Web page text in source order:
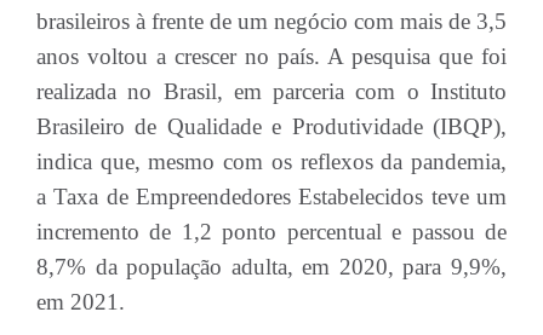
brasileiros à frente de um negócio com mais de 3,5
anos voltou a crescer no país. A pesquisa que foi
realizada no Brasil, em parceria com o Instituto
Brasileiro de Qualidade e Produtividade (IBQP),
indica que, mesmo com os reflexos da pandemia,
a Taxa de Empreendedores Estabelecidos teve um
incremento de 1,2 ponto percentual e passou de
8,7% da população adulta, em 2020, para 9,9%,
em 2021.